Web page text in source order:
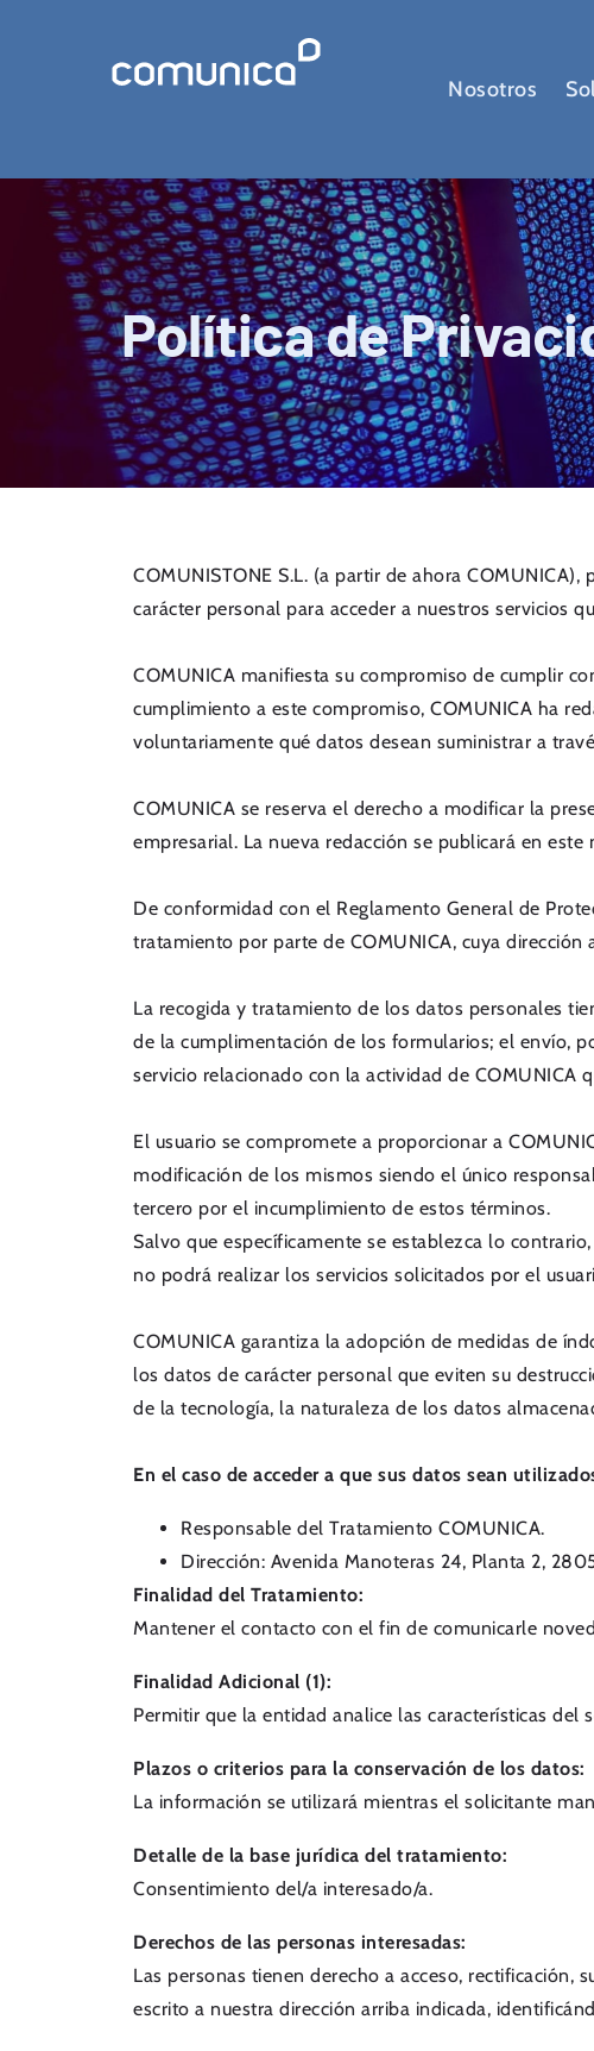
Nosotros
Política de
COMUNISTONE S.L. (a partir de ahora
carácter personal para acceder a nuestros servicios
COMUNICA manifiesta su compromiso de cumplir
cumplimiento a este compromiso, COMUNICA ha
voluntariamente qué datos desean suministrar a
COMUNICA se reserva el derecho a modificar la
empresarial. La nueva redacción se publicará en este
De conformidad con el Reglamento General de
tratamiento por parte de COMUNICA, cuya
La recogida y tratamiento de los datos personales
de la cumplimentación de los formularios; el envío,
servicio relacionado con la actividad de COMUNICA
El usuario se compromete a proporcionar a
modificación de los mismos siendo el único
tercero por el incumplimiento de estos términos.
Salvo que específicamente se establezca lo
no podrá realizar los servicios solicitados por el
COMUNICA garantiza la adopción de medidas de
los datos de carácter personal que eviten su
de la tecnología, la naturaleza de los datos
En el caso de acceder a que sus datos sean
Responsable del Tratamiento COMUNICA.
Dirección: Avenida Manoteras 24, Planta 2,
Finalidad del Tratamiento:
Mantener el contacto con el fin de comunicarle
Finalidad Adicional (1):
Permitir que la entidad analice las características
Plazos o criterios para la conservación de los datos:
La información se utilizará mientras el solicitante
Detalle de la base jurídica del tratamiento:
Consentimiento del/a interesado/a.
Derechos de las personas interesadas:
Las personas tienen derecho a acceso,
escrito a nuestra dirección arriba indicada,